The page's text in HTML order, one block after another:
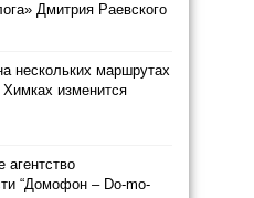
Дмитрия Раевского
нескольких маршрутах
Химках изменится
агентство
“Домофон – Do-mo-